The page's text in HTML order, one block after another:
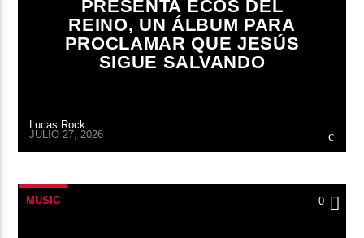
PRESENTA ECOS DEL
REINO, UN ÁLBUM PARA
PROCLAMAR QUE JESÚS
SIGUE SALVANDO
Lucas Rock
JULIO 27, 2026
MUSIC 0